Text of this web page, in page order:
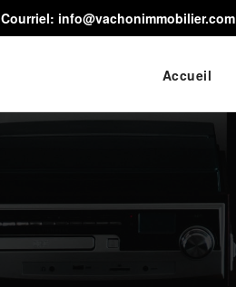
Courriel: info@vachonimmobilier.com
Accueil